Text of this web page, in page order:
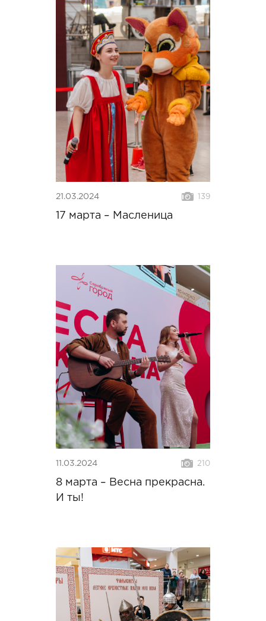
21.03.2024 139
17 марта – Масленица
11.03.2024 210
8 марта – Весна прекрасна.
И ты!